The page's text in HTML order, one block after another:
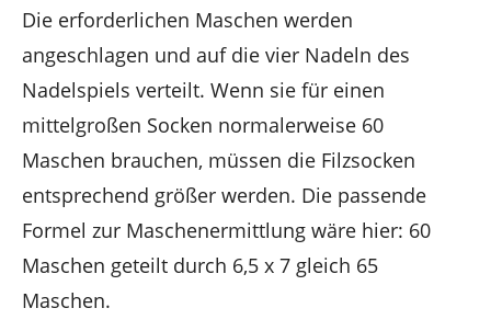
Die erforderlichen Maschen werden
angeschlagen und auf die vier Nadeln des
Nadelspiels verteilt. Wenn sie für einen
mittelgroßen Socken normalerweise 60
Maschen brauchen, müssen die Filzsocken
entsprechend größer werden. Die passende
Formel zur Maschenermittlung wäre hier: 60
Maschen geteilt durch 6,5 x 7 gleich 65
Maschen.